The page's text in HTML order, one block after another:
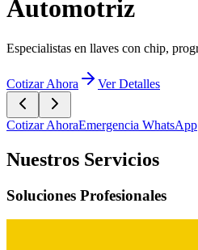
Cotizar AhoraEmergencia WhatsApp
Nuestros Servicios
Soluciones Profesionales